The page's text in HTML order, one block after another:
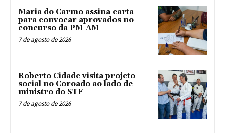
Maria do Carmo assina carta
para convocar aprovados no
concurso da PM-AM
7 de agosto de 2026
Roberto Cidade visita projeto
social no Coroado ao lado de
ministro do STF
7 de agosto de 2026